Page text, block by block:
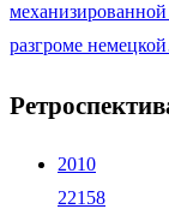
разгроме
2010
22158